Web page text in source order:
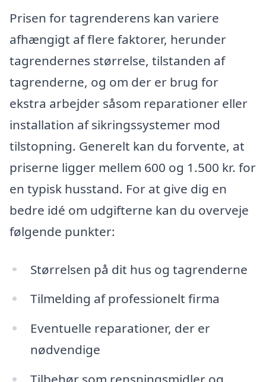
Prisen for tagrenderens kan variere
afhængigt af flere faktorer, herunder
tagrendernes størrelse, tilstanden af
tagrenderne, og om der er brug for
ekstra arbejder såsom reparationer eller
installation af sikringssystemer mod
tilstopning. Generelt kan du forvente, at
priserne ligger mellem 600 og 1.500 kr. for
en typisk husstand. For at give dig en
bedre idé om udgifterne kan du overveje
følgende punkter:
Størrelsen på dit hus og tagrenderne
Tilmelding af professionelt firma
Eventuelle reparationer, der er
nødvendige